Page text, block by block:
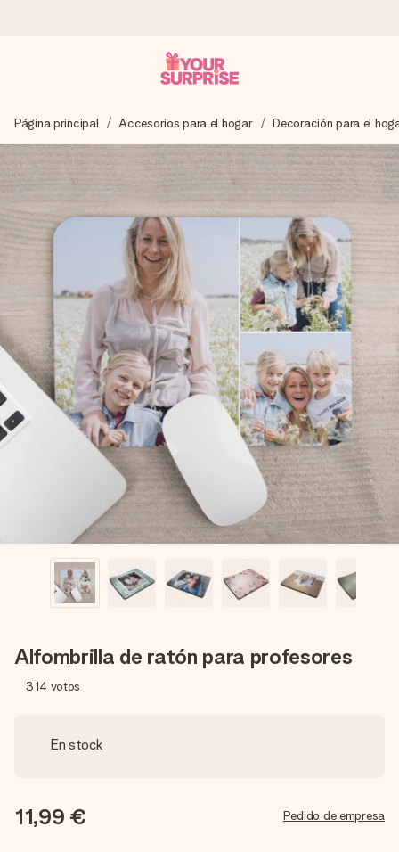
Preparamos tu regalo con cuidado y lo enviamos al vuelo,
para que lo entregues en el momento perfecto, cuando más
importa.
4,5 (basado en +15.000 opiniones)
Nuestros regalos inspiran. Los clientes nos dan un 4,5 en
Google Reviews.
Tarjeta de felicitación gratuita
Crea algo único en pocos pasos – con su nombre, tu foto o
un mensaje que llegue al corazón. Sin complicaciones, solo
todo el amor para el momento.
Página principal Accesorios para el hogar Decoración para el
Alfombrilla de ratón para profesores
314 votos
En stock
11,99 € Pedido de empresa